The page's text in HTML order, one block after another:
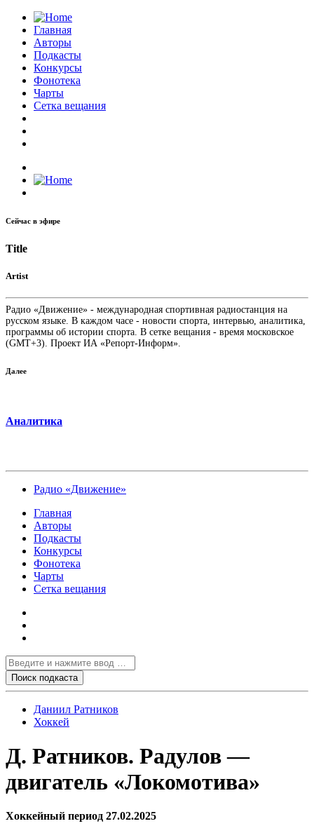
Главная
Авторы
Подкасты
Конкурсы
Фонотека
Чарты
Сетка вещания
Сейчас в эфире
Title
Artist
Радио «Движение» - международная спортивная радиостанция на
русском языке. В каждом часе - новости спорта, интервью, аналитика,
программы об истории спорта. В сетке вещания - время московское
(GMT+3). Проект ИА «Репорт-Информ».
Далее
Аналитика
Радио «Движение»
Главная
Авторы
Подкасты
Конкурсы
Фонотека
Чарты
Сетка вещания
Даниил Ратников
Хоккей
Д. Ратников. Радулов —
двигатель «Локомотива»
Хоккейный период 27.02.2025